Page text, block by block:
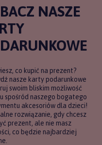
NASZE
co kupić na prezent?
nasze karty podarunkowe
swoim bliskim możliwość
spośród naszego bogatego
akcesoriów dla dzieci!
rozwiązanie, gdy chcesz
prezent, ale nie masz
co będzie najbardziej